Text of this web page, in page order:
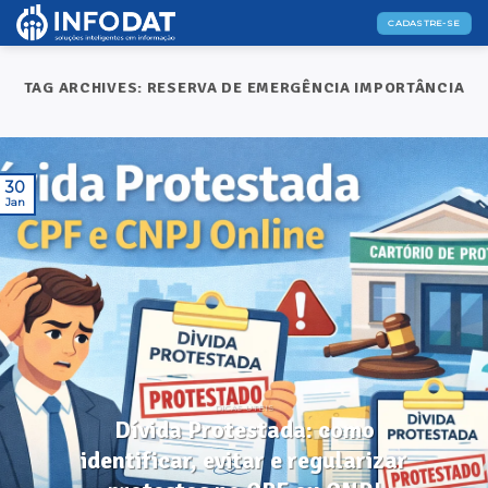
Skip
CADASTRE-SE
TAG ARCHIVES: RESERVA DE EMERGÊNCIA IMPORTÂNCIA
DICAS ÚTEIS
Dívida Protestada: como
identificar, evitar e regularizar
30
Jan